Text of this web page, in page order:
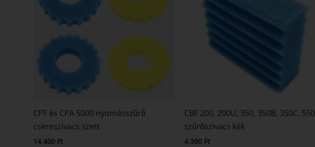
CPF és CPA 5000 nyomásszűrő
csereszivacs szett
14 400 Ft
CBF 200, 200U, 350, 350B, 350C, 550
szűrőszivacs kék
4 390 Ft